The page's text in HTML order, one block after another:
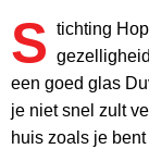
S tichting
een goed glas
je niet snel zult
huis zoals je